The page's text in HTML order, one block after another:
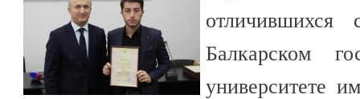
отличившихся
Балкарском
университете